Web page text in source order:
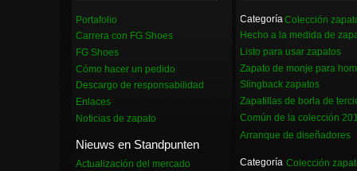
Carrera con FG Shoes
Colección
Portafolio
FG Shoes
Cómo hacer un pedido
Descargo de responsabilidad
Enlaces
Noticias de zapato
Nieuws en Standpunten
Actualización del mercado
Hecho a la medida de
Listo para usar zapatos
Zapato de monje para
Slingback zapatos
Zapatillas de borla de
Común de la colección
Arranque de diseñadores
Colección
Categoría
Categoría